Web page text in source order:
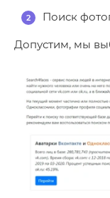
Поиск
Допустим, мы